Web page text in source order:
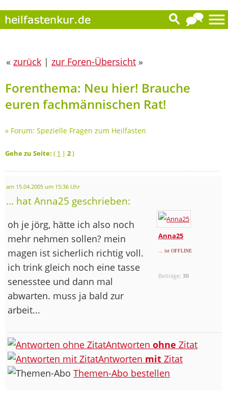
« zurück | zur Foren-Übersicht »
Forenthema: Neu hier! Brauche
euren fachmännischen Rat!
» Forum: Spezielle Fragen zum Heilfasten
Gehe zu Seite: ( 1 | 2)
am 15.04.2005 um 15:36 Uhr
... hat Anna25 geschrieben:
Anna25
... ist OFFLINE
Beiträge:30
oh je jörg, hätte ich also noch
mehr nehmen sollen? mein
magen ist sicherlich richtig voll.
ich trink gleich noch eine tasse
senesstee und dann mal
abwarten. muss ja bald zur
arbeit...
Antworten ohne Zitat
Antworten mit Zitat
Themen-Abo bestellen